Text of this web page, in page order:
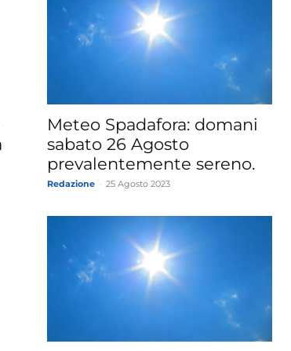
Meteo Spadafora: domani
sabato 26 Agosto
prevalentemente sereno.
Redazione 25 Agosto 2023